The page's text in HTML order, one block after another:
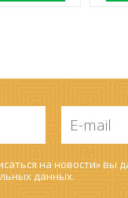
mail
*
на новости» вы
данных.